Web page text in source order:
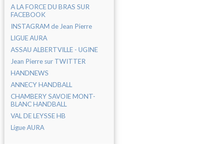
A LA FORCE DU BRAS SUR
FACEBOOK
INSTAGRAM de Jean Pierre
LIGUE AURA
ASSAU ALBERTVILLE - UGINE
Jean Pierre sur TWITTER
HANDNEWS
ANNECY HANDBALL
CHAMBERY SAVOIE MONT-
BLANC HANDBALL
VAL DE LEYSSE HB
Ligue AURA